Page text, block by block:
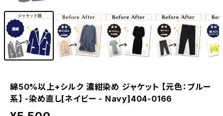
綿50%以上+シルク 濃紺染め ジャケット 【元色：ブルー
系】 -染め直し[ネイビー - Navy]404-0166